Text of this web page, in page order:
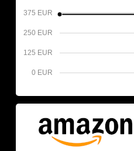
0 EUR
125 EUR
250 EUR
375 EUR